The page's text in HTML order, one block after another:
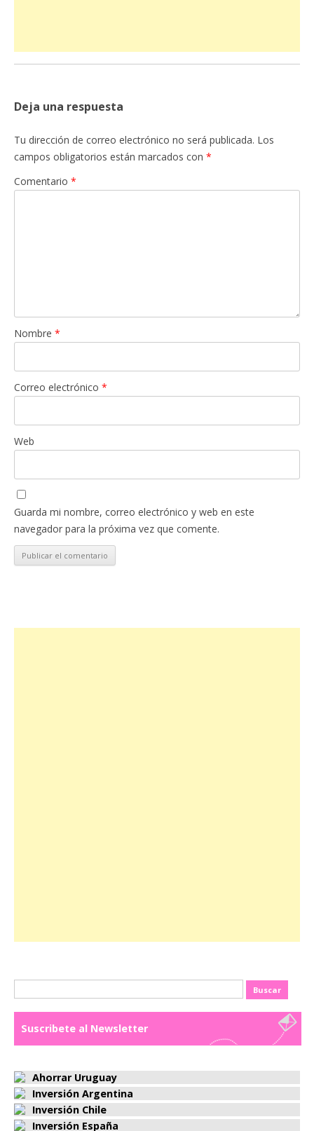
Deja una respuesta
Tu dirección de correo electrónico no será publicada. Los
campos obligatorios están marcados con *
Comentario *
Nombre *
Correo electrónico *
Web
Guarda mi nombre, correo electrónico y web en este
navegador para la próxima vez que comente.
Suscribete al Newsletter
Ahorrar Uruguay
Inversión Argentina
Inversión Chile
Inversión España